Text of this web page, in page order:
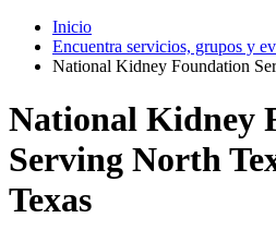
Inicio
Encuentra servicios, grupos y
National Kidney Foundation
National Kidney
Serving North
Texas